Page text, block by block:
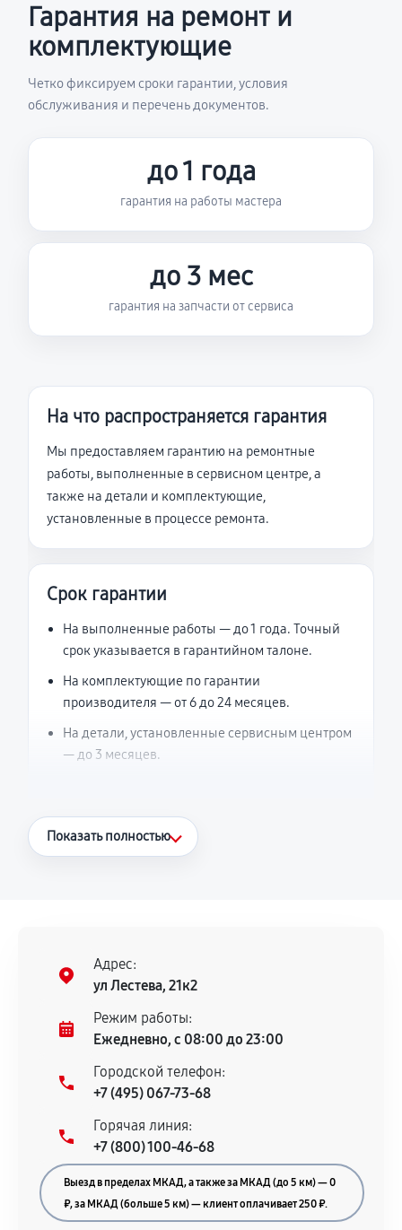
Гарантия на ремонт и
комплектующие
Четко фиксируем сроки гарантии, условия
обслуживания и перечень документов.
до 1 года
гарантия на работы мастера
до 3 мес
гарантия на запчасти от сервиса
На что распространяется гарантия
Мы предоставляем гарантию на ремонтные
работы, выполненные в сервисном центре, а
также на детали и комплектующие,
установленные в процессе ремонта.
Срок гарантии
На выполненные работы — до 1 года. Точный
срок указывается в гарантийном талоне.
На комплектующие по гарантии
производителя — от 6 до 24 месяцев.
На детали, установленные сервисным центром
— до 3 месяцев.
Что считается гарантийным случаем
нормальной эксплуатации в течение
гарантийного срока.
Несоответствие комплектующей заявленным
техническим характеристикам.
Документы для подтверждения
гарантии
Гарантийный талон.
Акт выполненных работ с датой, перечнем
услуг и сроком гарантии.
Показать полностью
Адрес:
ул Лестева, 21к2
Режим работы:
Ежедневно, с 08:00 до 23:00
Городской телефон:
+7 (495) 067-73-68
Горячая линия:
+7 (800) 100-46-68
Выезд в пределах МКАД, а также за МКАД (до 5 км) — 0
₽, за МКАД (больше 5 км) — клиент оплачивает 250 ₽.